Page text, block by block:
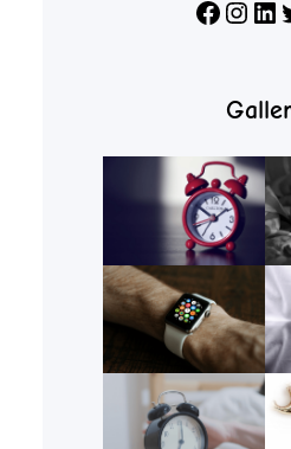
Facebook Instagram LinkedIn